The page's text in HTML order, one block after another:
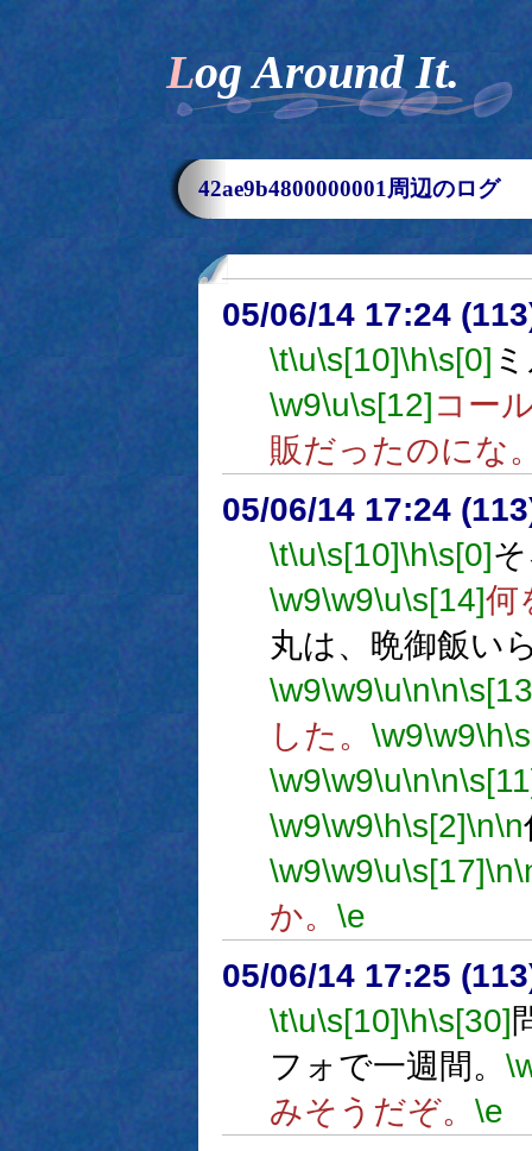
Log Around It.
42ae9b4800000001周辺のログ
05/06/14 17:24
\t\u\s[10]\h\s[0]
\w9\u\s[12]コー
販だったのにな
05/06/14 17:24
\t\u\s[10]\h\s[0]
\w9\w9\u\s[14]何
丸は、晩御飯い
\w9\w9\u\n\n
した。 \w9\w9\h
\w9\w9\u\n\n
\w9\w9\h\s[2]\n\n
\w9\w9\u\s[17]\n
か。 \e
05/06/14 17:25
\t\u\s[10]\h\s[30]
フォで一週間。
みそうだぞ。 \e